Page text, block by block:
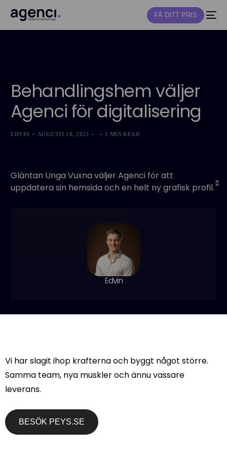
FÅ DITT PRIS
Behandlingshem väljer
Agenci för digitalisering
EDVIN AUGUSTI 18, 2023 1 MIN READ
Gläntan Unga Vuxna väljer Agenci för att
uppdatera sin hemsida och en helt ny grafisk profil.
Edvin
Lokal
Sökmotoroptimering: 5
Grymma Tips för
Lokala Företag
Projektledare bygger ny
webb via Agenci
Vi har slagit ihop krafterna och byggt något större.
Samma team, nya muskler och ännu vassare
leverans.
BESÖK PEYS.SE